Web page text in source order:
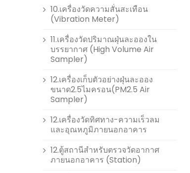
10.เครื่องวัดความสั่นสะเทือน
(Vibration Meter)
11.เครื่องวัดปริมาณฝุ่นละอองใน
บรรยากาศ (High Volume Air
Sampler)
12.เครื่องเก็บตัวอย่างฝุ่นละออง
ขนาด2.5ไมครอน(PM2.5 Air
Sampler)
12.เครื่องวัดทิศทาง-ความเร็วลม
และอุณหภูมิภายนอกอาคาร
12.ตู้สถานีสำหรับตรวจวัดอากาศ
ภายนอกอาคาร (Station)